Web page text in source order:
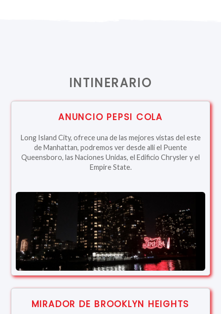
INTINERARIO
ANUNCIO PEPSI COLA
Long Island City, ofrece una de las mejores vistas del este
de Manhattan, podremos ver desde alli el Puente
Queensboro, las Naciones Unidas, el Edificio Chrysler y el
Empire State.
MIRADOR DE BROOKLYN HEIGHTS